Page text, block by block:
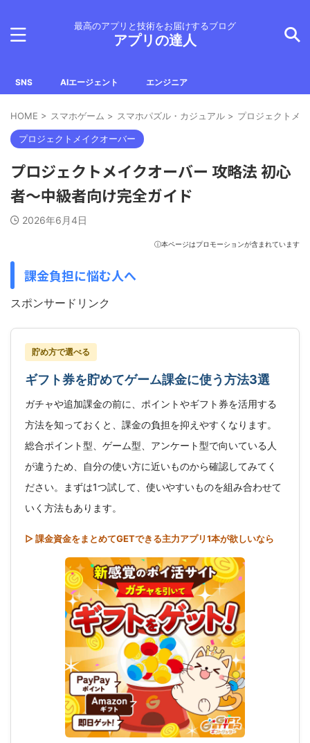
最高のアプリと技術をお届けするブログ
アプリの達人
SNS AIエージェント エンジニア
HOME > スマホゲーム > スマホパズル・カジュアル > プロジェクトメ
プロジェクトメイクオーバー
プロジェクトメイクオーバー 攻略法 初心
者〜中級者向け完全ガイド
2026年6月4日
ⓘ本ページはプロモーションが含まれています
課金負担に悩む人へ
スポンサードリンク
貯め方で選べる
ギフト券を貯めてゲーム課金に使う方法3選
ガチャや追加課金の前に、ポイントやギフト券を活用する
方法を知っておくと、課金の負担を抑えやすくなります。
総合ポイント型、ゲーム型、アンケート型で向いている人
が違うため、自分の使い方に近いものから確認してみてく
ださい。まずは1つ試して、使いやすいものを組み合わせて
いく方法もあります。
▷ 課金資金をまとめてGETできる主力アプリ1本が欲しいなら